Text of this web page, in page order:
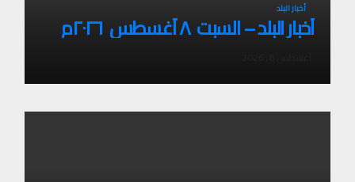
أخبار البلد
أخبار البلد – السبت ٨ أغسطس ٢٠٢٦م